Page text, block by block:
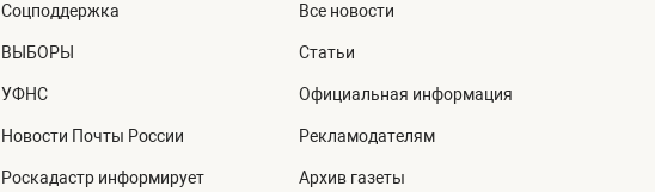
Соцподдержка
ВЫБОРЫ
УФНС
Новости Почты России
Роскадастр информирует
Все новости
Статьи
Официальная информация
Рекламодателям
Архив газеты